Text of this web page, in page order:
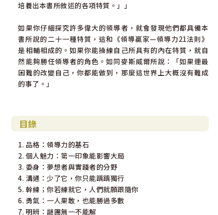
培養出本書所敘述的各項特質。」」
如果你仔細探究許多偉大的領導者，就會發現他們都具備本
書所說的二十一種特質，這和《領導贏家—領導力21法則》
是相輔相成的。如果你能操練自己所具有的內在特質，就自
然能夠勝任領導者的角色。如同麥斯威爾所說：「如果連最
困難的改變自己，你都能做到，那麼這世界上大概沒有難成
的事了。」
目錄
1. 品格：領導力的基石
2. 個人魅力：第一印象能影響大局
3. 委身：夢想者與實踐者的分野
4. 溝通：少了它，你只能踽踽獨行
5. 幹練；你若練就它，人們就願跟隨你
6. 勇氣：一人果敢，也能勝過多數
7. 明辨：謎團無一不能解